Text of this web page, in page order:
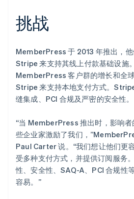
挑战
MemberPress 于 2013 年推出，
Stripe 来支持其线上付款基础设施
MemberPress 客户群的增长和全
Stripe 来支持本地支付方式。
缝集成、PCI 合规及严密的安全性。
“当 MemberPress 推出时，影响
些企业家激励了我们，
Paul Carter 说。“我们想让他们更
受多种支付方式，并提供订阅服务
性、安全性、SAQ-A、PCI 合规性
容易。”